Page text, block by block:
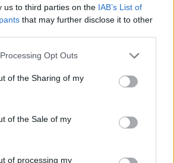
us to third parties on the IAB’s List of
that may further disclose it to other
Opt Outs
of the Sharing of my
of the Sale of my
of processing my
cada vez que
hasta el
BC en Tías
urgentes,
necesarias
de Lanzarote
del